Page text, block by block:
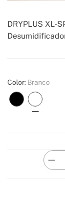
DRYPLUS XL-
Create
Color: Branco